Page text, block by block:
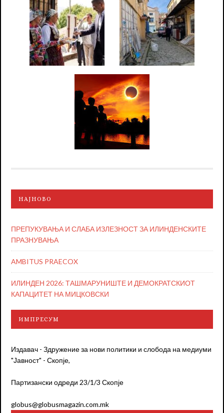
НАЈНОВО
ПРЕПУКУВАЊА И СЛАБА ИЗЛЕЗНОСТ ЗА ИЛИНДЕНСКИТЕ
ПРАЗНУВАЊА
AMBITUS PRAECOX
ИЛИНДЕН 2026: ТАШМАРУНИШТЕ И ДЕМОКРАТСКИОТ
КАПАЦИТЕТ НА МИЦКОВСКИ
ИМПРЕСУМ
Издавач - Здружение за нови политики и слобода на медиуми
"Јавност" - Скопје,
Партизански одреди 23/1/3 Скопје
globus@globusmagazin.com.mk